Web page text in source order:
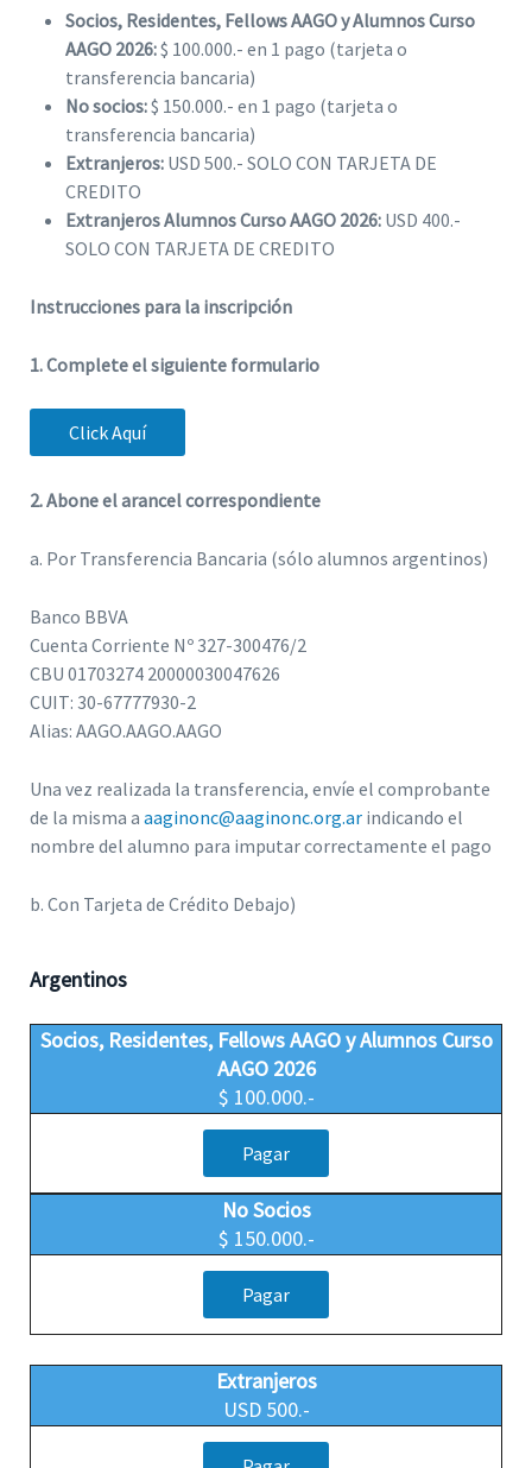
Socios, Residentes, Fellows AAGO y Alumnos Curso
AAGO 2026:$ 100.000.- en 1 pago (tarjeta o
transferencia bancaria)
No socios:$ 150.000.- en 1 pago (tarjeta o
transferencia bancaria)
Extranjeros: USD 500.- SOLO CON TARJETA DE
CREDITO
Extranjeros Alumnos Curso AAGO 2026: USD 400.-
SOLO CON TARJETA DE CREDITO
Instrucciones para la inscripción
1. Complete el siguiente formulario
Click Aquí
2. Abone el arancel correspondiente
a. Por Transferencia Bancaria (sólo alumnos argentinos)
Banco BBVA
Cuenta Corriente Nº 327-300476/2
CBU 01703274 20000030047626
CUIT: 30-67777930-2
Alias: AAGO.AAGO.AAGO
Una vez realizada la transferencia, envíe el comprobante
de la misma a aaginonc@aaginonc.org.ar indicando el
nombre del alumno para imputar correctamente el pago
b. Con Tarjeta de Crédito Debajo)
Argentinos
Socios, Residentes, Fellows AAGO y Alumnos Curso
AAGO 2026
$ 100.000.-
Pagar
No Socios
$ 150.000.-
Pagar
Extranjeros
USD 500.-